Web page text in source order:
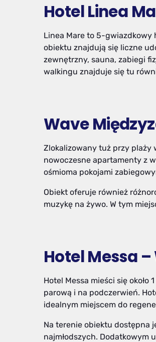
Hotel Linea
Linea Mare to 5-gwiazdkowy
obiektu znajdują się liczne
zewnętrzny, sauna, zabiegi
walkingu znajduje się tu
Wave
Zlokalizowany tuż przy plaży
nowoczesne apartamenty z
ośmioma pokojami
Obiekt oferuje również
muzykę na żywo. W tym
Hotel Messa
Hotel Messa mieści się około
parową i na podczerwień.
idealnym miejscem do
Na terenie obiektu dostępna
najmłodszych. Dodatkowym